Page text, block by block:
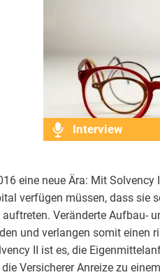
Interview
eine neue Ära: Mit Solvency
verfügen müssen, dass sie
Veränderte Aufbau-
und verlangen somit einen
II ist es, die
Versicherer Anreize zu